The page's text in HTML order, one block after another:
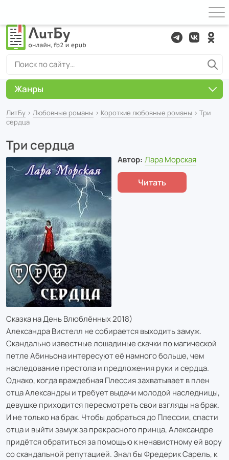
ЛитБу › Любовные романы › Короткие любовные романы › Три
сердца
Три сердца
Автор: Лара Морская
Читать
Сказка на День Влюблённых 2018)
Александра Вистелл не собирается выходить замуж.
Скандально известные лошадиные скачки по магической
петле Абиньона интересуют её намного больше, чем
наследование престола и предложения руки и сердца.
Однако, когда враждебная Плессия захватывает в плен
отца Александры и требует выдачи молодой наследницы,
девушке приходится пересмотреть свои взгляды на брак.
И не только на брак. Чтобы добраться до Плессии, спасти
отца и выйти замуж за прекрасного принца, Александре
придётся обратиться за помощью к ненавистному ей вору
со скандальной репутацией. Знал бы Фредерик Сарель, к
Жанры